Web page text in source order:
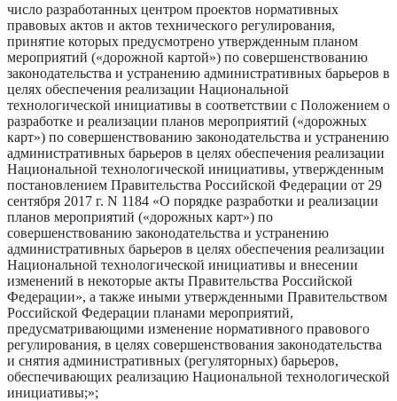
число разработанных центром проектов нормативных
правовых актов и актов технического регулирования,
принятие которых предусмотрено утвержденным планом
мероприятий («дорожной картой») по совершенствованию
законодательства и устранению административных барьеров в
целях обеспечения реализации Национальной
технологической инициативы в соответствии с Положением о
разработке и реализации планов мероприятий («дорожных
карт») по совершенствованию законодательства и устранению
административных барьеров в целях обеспечения реализации
Национальной технологической инициативы, утвержденным
постановлением Правительства Российской Федерации от 29
сентября 2017 г. N 1184 «О порядке разработки и реализации
планов мероприятий («дорожных карт») по
совершенствованию законодательства и устранению
административных барьеров в целях обеспечения реализации
Национальной технологической инициативы и внесении
изменений в некоторые акты Правительства Российской
Федерации», а также иными утвержденными Правительством
Российской Федерации планами мероприятий,
предусматривающими изменение нормативного правового
регулирования, в целях совершенствования законодательства
и снятия административных (регуляторных) барьеров,
обеспечивающих реализацию Национальной технологической
инициативы;»;